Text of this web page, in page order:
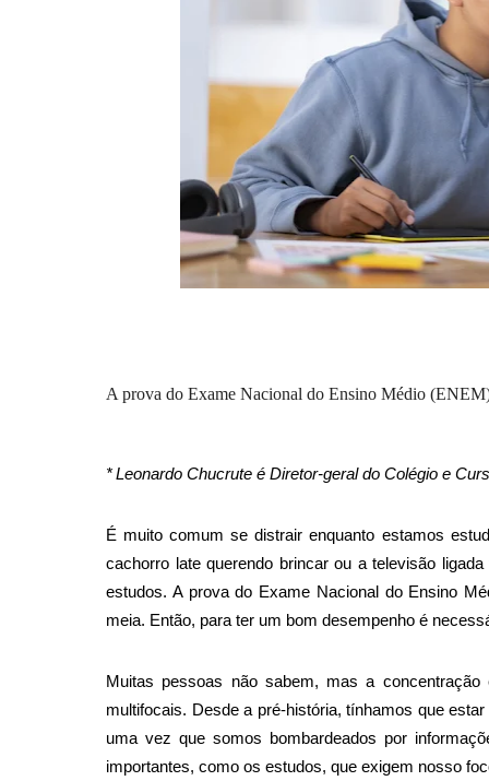
A prova do Exame Nacional do Ensino Médio
*Leonardo Chucrute é Diretor-geral do Colégio e
É muito comum se distrair enquanto estamos
cachorro late querendo brincar ou a televisão
estudos. A prova do Exame Nacional do Ensino
meia. Então, para ter um bom desempenho é
Muitas pessoas não sabem, mas a
multifocais. Desde a pré-história, tínhamos que
uma vez que somos bombardeados por
importantes, como os estudos, que exigem nosso